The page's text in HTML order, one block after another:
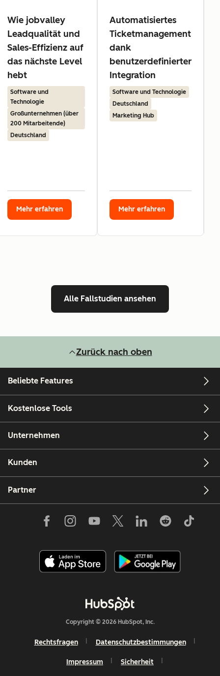
Wie jobvalley
Leadqualität und
Sales-Effizienz auf
das nächste Level
hebt
Software und
Technologie
Großunternehmen (über
200 Mitarbeitende)
Deutschland
Mehr erfahren
Automatisiertes
Ticketmanagement
dank
benutzerdefinierter
Integration
Software und Technologie
Deutschland
Marketing Hub
Mehr erfahren
Alle Fallstudien ansehen
Zurück nach oben
Beliebte Features
Kostenlose Tools
Unternehmen
Kunden
Partner
Copyright © 2026 HubSpot, Inc.
Rechtsfragen Datenschutzbestimmungen
Impressum Sicherheit